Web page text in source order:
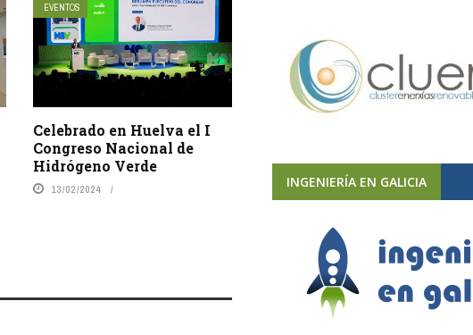
EVENTOS
Celebrado en Huelva el I
Congreso Nacional de
Hidrógeno Verde
13/02/2024 INGENIERÍA EN GALICIA